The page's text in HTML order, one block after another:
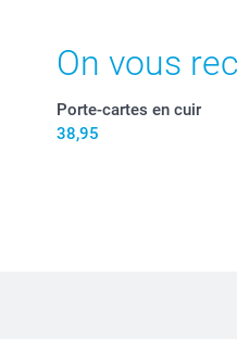
On vous
Porte-cartes en cuir
38,95